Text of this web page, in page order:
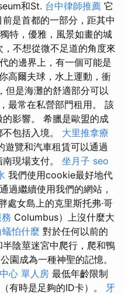
和St. 台中律師推薦 它
是首都的一部分，距其中
特，優雅，風景如畫的城
不想從微不足道的角度來
的邊界上，有一個可能是
高爾夫球，水上運動，衝
但是海灘的舒適部分可以
最常在私營部門租用。 該
影響。 希臘是歐盟的成
包括入境。 大里推拿療
遊覽和汽車租賃可以通過
現場支付。 坐月子 seo
我們使用cookie最好地代
通過繼續使用我們的網站，
處女島上的克里斯托弗·哥
Columbus）上沒什麼大
蟻怕什麼 對於任何以前的
陰莖迷宮中爬行，爬和鴨
園成為一種神聖的記憶。
心 單人房 最低年齡限制
有時是足夠的ID卡）。 牙